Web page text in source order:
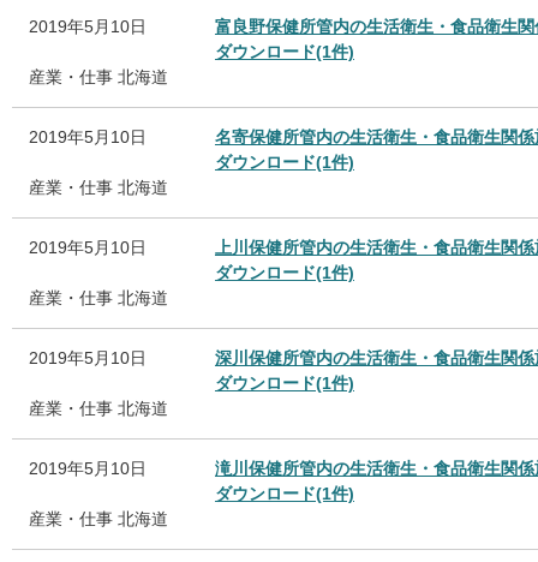
2019年5月10日
富良野保健所管内の生活衛生・食品衛生
ダウンロード(1件)
産業・仕事 北海道
2019年5月10日
名寄保健所管内の生活衛生・食品衛生関
ダウンロード(1件)
産業・仕事 北海道
2019年5月10日
上川保健所管内の生活衛生・食品衛生関
ダウンロード(1件)
産業・仕事 北海道
2019年5月10日
深川保健所管内の生活衛生・食品衛生関
ダウンロード(1件)
産業・仕事 北海道
2019年5月10日
滝川保健所管内の生活衛生・食品衛生関
ダウンロード(1件)
産業・仕事 北海道